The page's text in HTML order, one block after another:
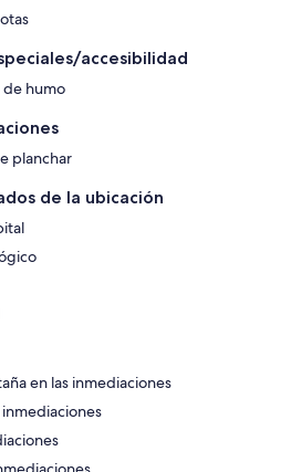
accesibilidad
humo
planchar
de la ubicación
en las inmediaciones